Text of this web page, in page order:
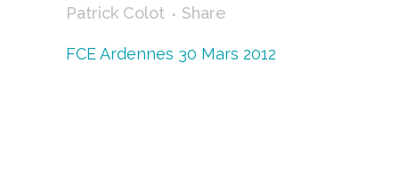
Patrick Colot
Share
FCE Ardennes 30 Mars 2012